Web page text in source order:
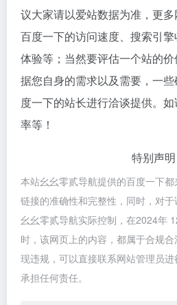
议大家请以爱站数据为准，更多
百度一下的访问速度、搜索引
体验等；当然要评估一个站的
据您自身的需求以及需要，一
度一下的站长进行洽谈提供。
率等！
特别声明
本站幺幺零贰导航提供的百度一下
链接的准确性和完整性，同时，对
幺幺零贰导航实际控制，在2024年
时，该网页上的内容，都属于合规
现违规，可以直接联系网站管理员
承担任何责任。